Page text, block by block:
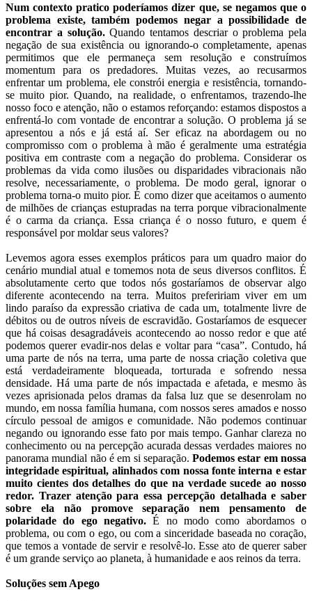
Num contexto pratico poderíamos dizer que, se negamos que o
problema existe, também podemos negar a possibilidade de
encontrar a solução.Quando tentamos descriar o problema pela
negação de sua existência ou ignorando-o completamente, apenas
permitimos que ele permaneça sem resolução e construímos
momentum para os predadores. Muitas vezes, ao recusarmos
enfrentar um problema, ele constrói energia e resistência, tornando-
se muito pior. Quando, na realidade, o enfrentamos, trazendo-lhe
nosso foco e atenção, não o estamos reforçando: estamos dispostos a
enfrentá-lo com vontade de encontrar a solução. O problema já se
apresentou a nós e já está aí. Ser eficaz na abordagem ou no
compromisso com o problema à mão é geralmente uma estratégia
positiva em contraste com a negação do problema. Considerar os
problemas da vida como ilusões ou disparidades vibracionais não
resolve, necessariamente, o problema. De modo geral, ignorar o
problema torna-o muito pior. É como dizer que aceitamos o aumento
de milhões de crianças estupradas na terra porque vibracionalmente
é o carma da criança. Essa criança é o nosso futuro, e quem é
responsável por moldar seus valores?
Levemos agora esses exemplos práticos para um quadro maior do
cenário mundial atual e tomemos nota de seus diversos conflitos. É
absolutamente certo que todos nós gostaríamos de observar algo
diferente acontecendo na terra. Muitos prefeririam viver em um
lindo paraíso da expressão criativa de cada um, totalmente livre de
débitos ou de outros níveis de escravidão. Gostaríamos de esquecer
que há coisas desagradáveis acontecendo ao nosso redor e que até
podemos querer evadir-nos delas e voltar para “casa”. Contudo, há
uma parte de nós na terra, uma parte de nossa criação coletiva que
está verdadeiramente bloqueada, torturada e sofrendo nessa
densidade. Há uma parte de nós impactada e afetada, e mesmo às
vezes aprisionada pelos dramas da falsa luz que se desenrolam no
mundo, em nossa família humana, com nossos seres amados e nosso
círculo pessoal de amigos e comunidade. Não podemos continuar
negando ou ignorando esse fato por mais tempo. Ganhar clareza no
conhecimento ou na percepção acurada dessas verdades maiores no
panorama mundial não é em si separação.Podemos estar em nossa
integridade espiritual, alinhados com nossa fonte interna e estar
muito cientes dos detalhes do que na verdade sucede ao nosso
redor. Trazer atenção para essa percepção detalhada e saber
sobre ela não promove separação nem pensamento de
polaridade do ego negativo. É no modo como abordamos o
problema, ou com o ego, ou com a sinceridade baseada no coração,
que temos a vontade de servir e resolvê-lo. Esse ato de querer saber
é um grande serviço ao planeta, à humanidade e aos reinos da terra.
Soluções sem Apego